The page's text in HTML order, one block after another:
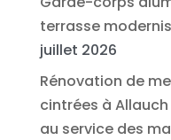
terrasse
juillet 2026
Rénovation de
cintrées à Allauch
au service des